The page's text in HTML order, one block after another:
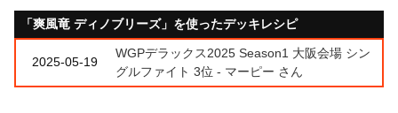
「爽風竜 ディノブリーズ」を使ったデッキレシピ
2025-05-19
WGPデラックス2025 Season1 大阪会場 シン
グルファイト 3位 - マーピー さん